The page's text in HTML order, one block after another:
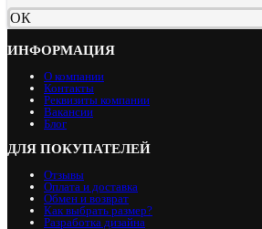
ОК
ИНФОРМАЦИЯ
О компании
Контакты
Реквизиты компании
Вакансии
Блог
ДЛЯ ПОКУПАТЕЛЕЙ
Отзывы
Оплата и доставка
Обмен и возврат
Как выбрать размер?
Разработка дизайна